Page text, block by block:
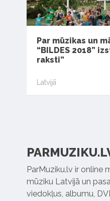
Par mūzikas un
“BILDES 2018”
raksti”
Latvijā
ParMuziku.lv ir online
mūziku Latvijā un
viedokļus, albumu,